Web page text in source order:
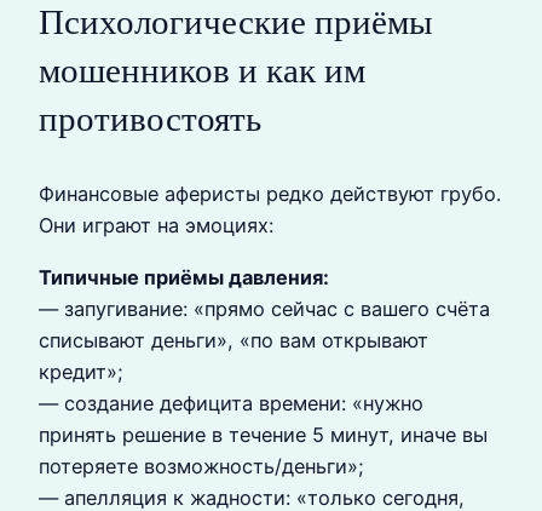
Психологические приёмы
мошенников и как им
противостоять
Финансовые аферисты редко действуют грубо.
Они играют на эмоциях:
Типичные приёмы давления:
— запугивание: «прямо сейчас с вашего счёта
списывают деньги», «по вам открывают
кредит»;
— создание дефицита времени: «нужно
принять решение в течение 5 минут, иначе вы
потеряете возможность/деньги»;
— апелляция к жадности: «только сегодня,